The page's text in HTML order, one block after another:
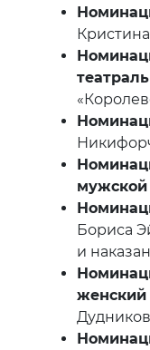
мужской
Бориса
и
женский